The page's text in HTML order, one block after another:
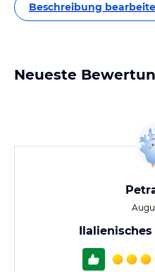
Beschreibung
Neueste